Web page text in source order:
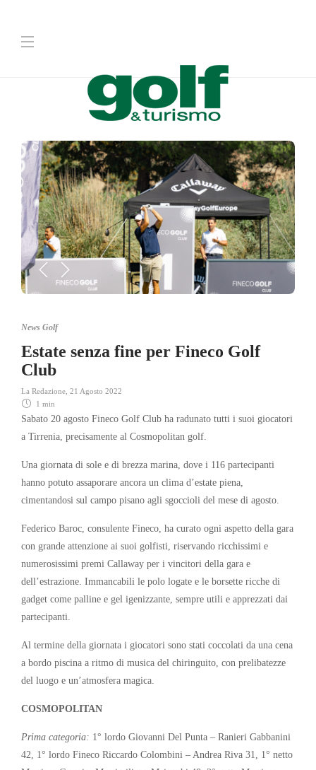
News Golf
Estate senza fine per Fineco Golf
Club
La Redazione 21 Agosto 2022
1 min
Sabato 20 agosto Fineco Golf Club ha radunato tutti i suoi giocatori
a Tirrenia, precisamente al Cosmopolitan golf.
Una giornata di sole e di brezza marina, dove i 116 partecipanti
hanno potuto assaporare ancora un clima d’estate piena,
cimentandosi sul campo pisano agli sgoccioli del mese di agosto.
Federico Baroc, consulente Fineco, ha curato ogni aspetto della gara
con grande attenzione ai suoi golfisti, riservando ricchissimi e
numerosissimi premi Callaway per i vincitori della gara e
dell’estrazione. Immancabili le polo logate e le borsette ricche di
gadget come palline e gel igenizzante, sempre utili e apprezzati dai
partecipanti.
Al termine della giornata i giocatori sono stati coccolati da una cena
a bordo piscina a ritmo di musica del chiringuito, con prelibatezze
del luogo e un’atmosfera magica.
COSMOPOLITAN
Prima categoria: 1° lordo Giovanni Del Punta – Ranieri Gabbanini
42, 1° lordo Fineco Riccardo Colombini – Andrea Riva 31, 1° netto